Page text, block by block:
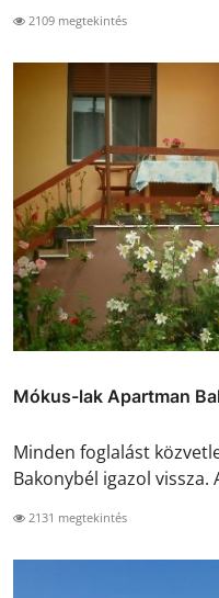
2109 megtekintés
Mókus-lak Apartman
Minden foglalást
Bakonybél igazol vissza.
2131 megtekintés